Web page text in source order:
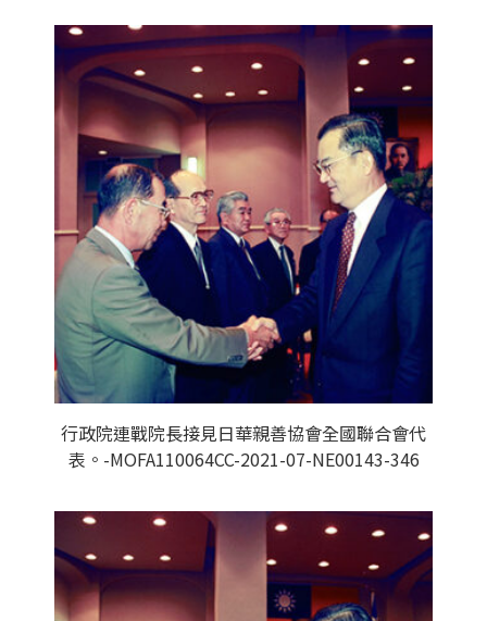
行政院連戰院長接見日華親善協會全國聯合會代
表。-MOFA110064CC-2021-07-NE00143-346